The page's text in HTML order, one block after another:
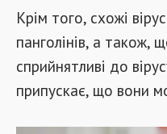
Крім того, схожі
панголінів, а також,
сприйнятливі до
припускає, що вони